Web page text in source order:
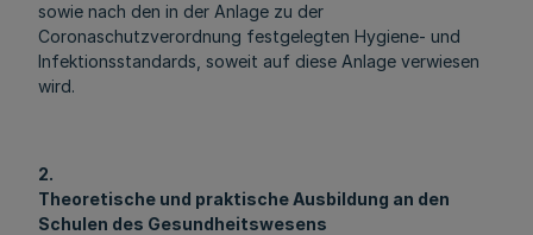
sowie nach den in der Anlage zu der
Coronaschutzverordnung festgelegten Hygiene- und
Infektionsstandards, soweit auf diese Anlage verwiesen
wird.
2.
Theoretische und praktische Ausbildung an den
Schulen des Gesundheitswesens